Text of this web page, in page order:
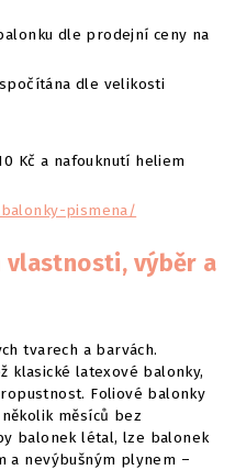
dle prodejní ceny na
dle velikosti
Kč a nafouknutí heliem
pismena/
vlastnosti, výběr a
tvarech a barvách.
klasické latexové balonky,
Foliové balonky
měsíců bez
balonek létal, lze balonek
a nevýbušným plynem –